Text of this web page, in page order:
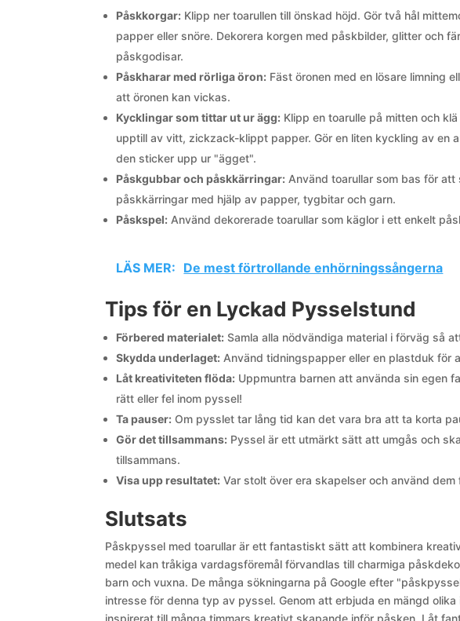
Påskkorgar: Klipp ner toarullen till önskad höjd. Gör två hål
papper eller snöre. Dekorera korgen med påskbilder, glitter och
påskgodisar.
Påskharar med rörliga öron: Fäst öronen med en lösare limning
att öronen kan vickas.
Kycklingar som tittar ut ur ägg: Klipp en toarulle på mitten och
upptill av vitt, zickzack-klippt papper. Gör en liten kyckling av en
den sticker upp ur "ägget".
Påskgubbar och påskkärringar: Använd toarullar som bas för
påskkärringar med hjälp av papper, tygbitar och garn.
Påskspel: Använd dekorerade toarullar som käglor i ett enkelt
LÄS MER: De mest förtrollande enhörningssångerna
Tips för en Lyckad Pysselstund
Förbered materialet: Samla alla nödvändiga material i förväg så
Skydda underlaget: Använd tidningspapper eller en plastduk för
Låt kreativiteten flöda: Uppmuntra barnen att använda sin egen
rätt eller fel inom pyssel!
Ta pauser: Om pysslet tar lång tid kan det vara bra att ta korta
Gör det tillsammans: Pyssel är ett utmärkt sätt att umgås och
tillsammans.
Visa upp resultatet: Var stolt över era skapelser och använd
Slutsats
Påskpyssel med toarullar är ett fantastiskt sätt att kombinera
medel kan tråkiga vardagsföremål förvandlas till charmiga
barn och vuxna. De många sökningarna på Google efter
intresse för denna typ av pyssel. Genom att erbjuda en mängd
inspirerat till många timmars kreativt skapande inför påsken. Låt